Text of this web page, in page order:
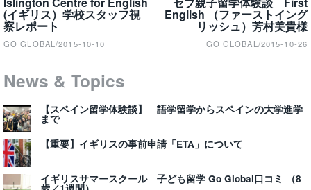
English （ファーストイング
リッシュ）芳村美貴様
GO GLOBAL /2015-10-26
(イギリス）学校スタッフ視
察レポート
GO GLOBAL/2015-10-10
News & Topics
【スペイン留学体験談】 語学留学からスペインの大学進学
まで
【重要】イギリスの事前申請「ETA」について
イギリスサマースクール 子ども留学 Go Global口コミ （8